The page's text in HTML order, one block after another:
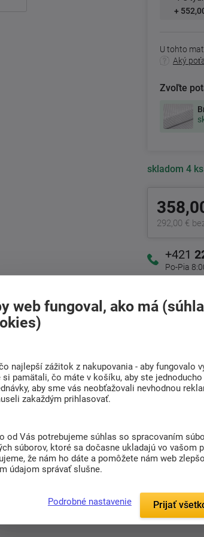
+
U tohto
Aký
Zvoľte
skladom 4 ks
292,00 €
+421
Po-Pia
Radi
Súvisiaci tovar (4)
podporuje sviežejšiu klímu počas spánku a
v matraci zbytočne neboríte a ľahko sa na
oporu tela a pomáha udržať chrbticu v
H4, odľahčená ramenná oblasť
ramien. Alvera Hard tak spája pevnú
web fungoval, ako má
najlepší zážitok z nakupovania - aby fungovalo
si pamätali, čo máte v košíku, aby ste
aby sme vás neobťažovali nevhodnou
zakaždým prihlasovať.
od Vás potrebujeme súhlas so spracovaním
súborov, ktoré sa dočasne ukladajú vo vašom
že nám ho dáte a pomôžete nám web
údajom správať slušne.
Podrobné nastavenie Prijať